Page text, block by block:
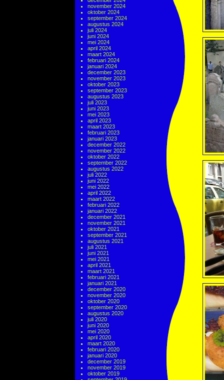
november 2024
oktober 2024
september 2024
augustus 2024
juli 2024
juni 2024
mei 2024
april 2024
maart 2024
februari 2024
januari 2024
december 2023
november 2023
oktober 2023
september 2023
augustus 2023
juli 2023
juni 2023
mei 2023
april 2023
maart 2023
februari 2023
januari 2023
december 2022
november 2022
oktober 2022
september 2022
augustus 2022
juli 2022
juni 2022
mei 2022
april 2022
maart 2022
februari 2022
januari 2022
december 2021
november 2021
oktober 2021
september 2021
augustus 2021
juli 2021
juni 2021
mei 2021
april 2021
maart 2021
februari 2021
januari 2021
december 2020
november 2020
oktober 2020
september 2020
augustus 2020
juli 2020
juni 2020
mei 2020
april 2020
maart 2020
februari 2020
januari 2020
december 2019
november 2019
oktober 2019